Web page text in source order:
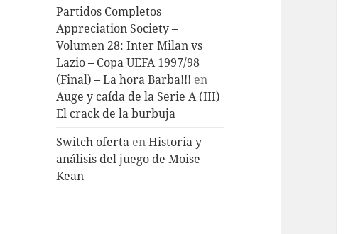
Partidos Completos
Appreciation Society –
Volumen 28: Inter Milan vs
Lazio – Copa UEFA 1997/98
(Final) – La hora Barba!!! en
Auge y caída de la Serie A (III)
El crack de la burbuja
Switch oferta enHistoria y
análisis del juego de Moise
Kean